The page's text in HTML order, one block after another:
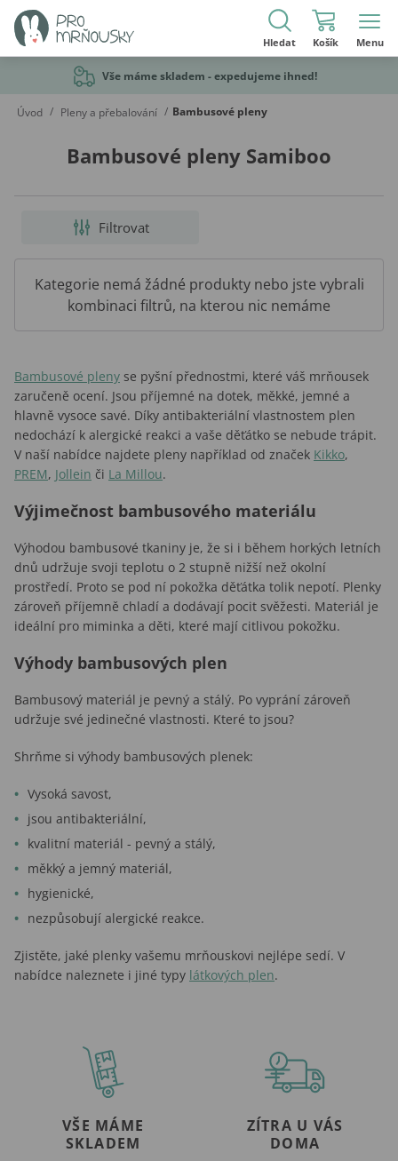
Hledat Košík Menu
Vše máme skladem - expedujeme ihned!
Úvod / Pleny a přebalování / Bambusové pleny
Bambusové pleny Samiboo
Filtrovat
Kategorie nemá žádné produkty nebo jste vybrali
kombinaci filtrů, na kterou nic nemáme
Bambusové pleny se pyšní přednostmi, které váš mrňousek
zaručeně ocení. Jsou příjemné na dotek, měkké, jemné a
hlavně vysoce savé. Díky antibakteriální vlastnostem plen
nedochází k alergické reakci a vaše děťátko se nebude trápit.
V naší nabídce najdete pleny například od značek Kikko,
PREM, Jollein či La Millou.
Výjimečnost bambusového materiálu
Výhodou bambusové tkaniny je, že si i během horkých letních
dnů udržuje svoji teplotu o 2 stupně nižší než okolní
prostředí. Proto se pod ní pokožka děťátka tolik nepotí. Plenky
zároveň příjemně chladí a dodávají pocit svěžesti. Materiál je
ideální pro miminka a děti, které mají citlivou pokožku.
Výhody bambusových plen
Bambusový materiál je pevný a stálý. Po vyprání zároveň
udržuje své jedinečné vlastnosti. Které to jsou?
Shrňme si výhody bambusových plenek:
Vysoká savost,
jsou antibakteriální,
kvalitní materiál - pevný a stálý,
měkký a jemný materiál,
hygienické,
nezpůsobují alergické reakce.
Zjistěte, jaké plenky vašemu mrňouskovi nejlépe sedí. V
nabídce naleznete i jiné typy látkových plen.
VŠE MÁME
SKLADEM
ZÍTRA U VÁS
DOMA